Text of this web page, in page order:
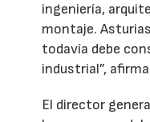
ingeniería,
montaje.
todavía debe
industrial”,
El director